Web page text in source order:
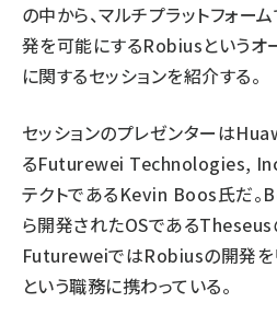
の中から、マルチプラットフォー
発を可能にするRobiusというオ
に関するセッションを紹介する。
セッションのプレゼンターは
るFuturewei Technologies,
テクトであるKevin Boos氏だ
ら開発されたOSであるTheseus
FutureweiではRobiusの開発を
という職務に携わっている。